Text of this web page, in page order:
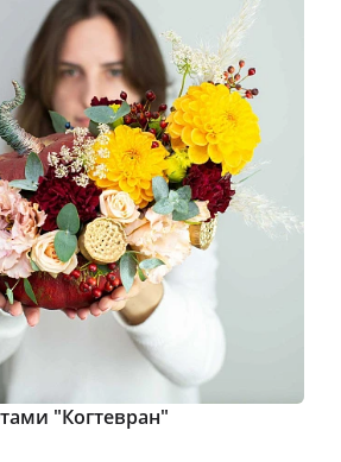
"Когтевран"